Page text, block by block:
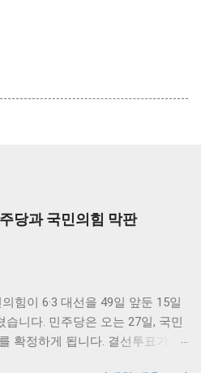
당과 국민의힘 막판
힘이 6·3 대선을 49일 앞둔 15일
니다. 민주당은 오는 27일, 국민
확정하게 됩니다. 결선투표가 없